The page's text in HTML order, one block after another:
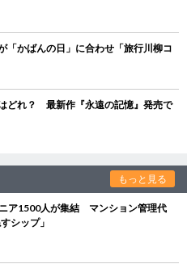
かばんの日」に合わせ「旅行川柳コ
どれ？ 最新作『永遠の記憶』発売で
もっと見る
ニア1500人が集結 マンション管理代
シップ」